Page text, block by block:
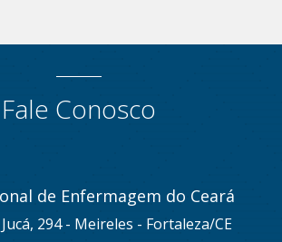
Fale Conosco
de Enfermagem do Ceará
294 - Meireles - Fortaleza/CE